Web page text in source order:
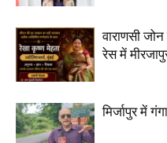
वाराणसी
रेस में
मिर्जापुर में